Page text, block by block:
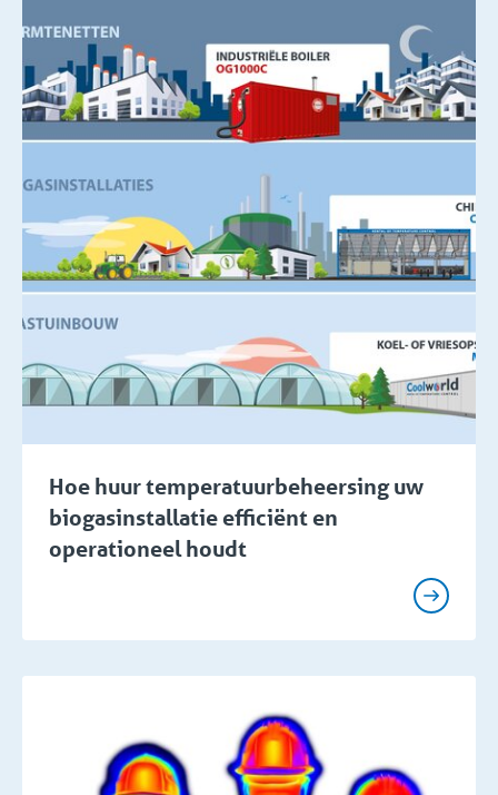
Hoe huur temperatuurbeheersing uw
biogasinstallatie efficiënt en
operationeel houdt